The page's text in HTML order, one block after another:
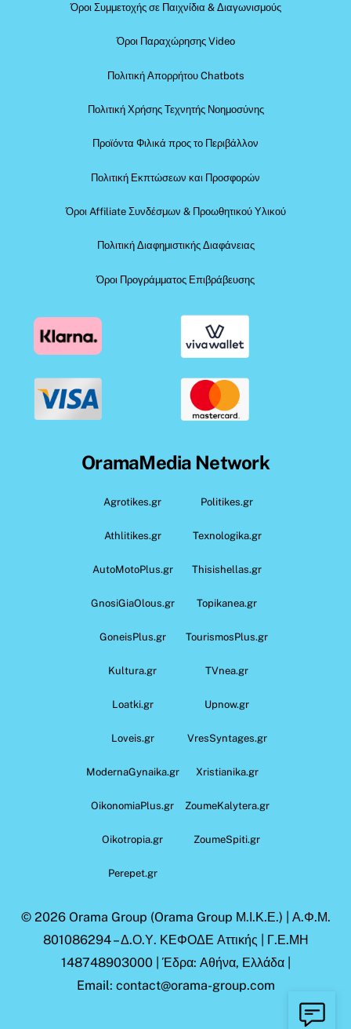
Όροι Συμμετοχής σε Παιχνίδια & Διαγωνισμούς
Όροι Παραχώρησης Video
Πολιτική Απορρήτου Chatbots
Πολιτική Χρήσης Τεχνητής Νοημοσύνης
Προϊόντα Φιλικά προς το Περιβάλλον
Πολιτική Εκπτώσεων και Προσφορών
Όροι Affiliate Συνδέσμων & Προωθητικού Υλικού
Πολιτική Διαφημιστικής Διαφάνειας
Όροι Προγράμματος Επιβράβευσης
OramaMedia Network
Agrotikes.gr Politikes.gr
Athlitikes.gr Texnologika.gr
AutoMotoPlus.gr Thisishellas.gr
GnosiGiaOlous.gr Topikanea.gr
GoneisPlus.gr TourismosPlus.gr
Kultura.gr TVnea.gr
Loatki.gr Upnow.gr
Loveis.gr VresSyntages.gr
ModernaGynaika.gr Xristianika.gr
OikonomiaPlus.gr ZoumeKalytera.gr
Oikotropia.gr ZoumeSpiti.gr
Perepet.gr
© 2026 Orama Group (Orama Group Μ.Ι.Κ.Ε.) | Α.Φ.Μ.
801086294 – Δ.Ο.Υ. ΚΕΦΟΔΕ Αττικής | Γ.Ε.ΜΗ
148748903000 | Έδρα: Αθήνα, Ελλάδα |
Email: contact@orama-group.com